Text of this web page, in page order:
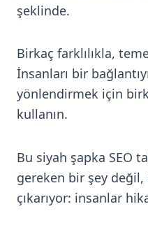
şeklinde.
Birkaç farklılıkla,
İnsanları bir
yönlendirmek için
kullanın.
Bu siyah şapka SEO
gereken bir şey
çıkarıyor: insanlar